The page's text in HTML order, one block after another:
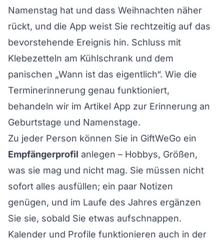
Namenstag hat und dass Weihnachten näher
rückt, und die App weist Sie rechtzeitig auf das
bevorstehende Ereignis hin. Schluss mit
Klebezetteln am Kühlschrank und dem
panischen „Wann ist das eigentlich“. Wie die
Terminerinnerung genau funktioniert,
behandeln wir im Artikel App zur Erinnerung an
Geburtstage und Namenstage.
Zu jeder Person können Sie in GiftWeGo ein
Empfängerprofil anlegen – Hobbys, Größen,
was sie mag und nicht mag. Sie müssen nicht
sofort alles ausfüllen; ein paar Notizen
genügen, und im Laufe des Jahres ergänzen
Sie sie, sobald Sie etwas aufschnappen.
Kalender und Profile funktionieren auch in der